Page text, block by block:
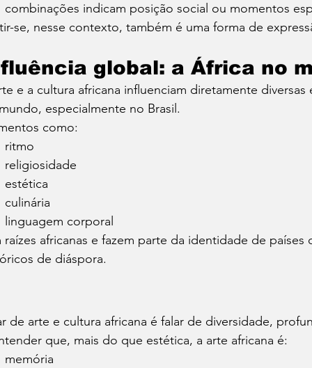
combinações indicam posição social ou momentos
se, nesse contexto, também é uma forma de
global: a África no
e a cultura africana influenciam diretamente
especialmente no Brasil.
como:
ritmo
religiosidade
estética
culinária
linguagem corporal
raízes africanas e fazem parte da identidade de
de diáspora.
de arte e cultura africana é falar de diversidade,
que, mais do que estética, a arte africana é:
memória